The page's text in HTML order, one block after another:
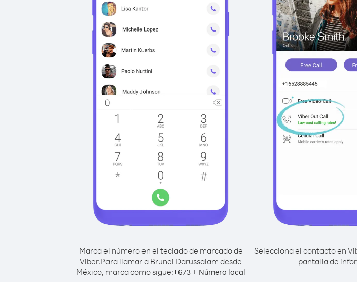
Marca el número en el teclado de marcado de
Viber.Para llamar a Brunei Darussalam desde
México, marca como sigue:+673 + Número local
Selecciona el contacto en
pantalla de